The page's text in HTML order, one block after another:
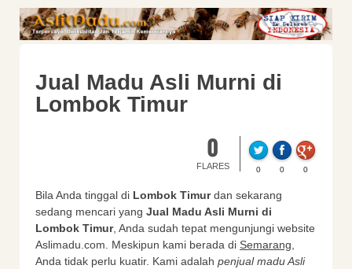
Jual Madu Asli Murni di
Lombok Timur
0
FLARES 0 0 0
Bila Anda tinggal di Lombok Timurdan sekarang
sedang mencari yang Jual Madu Asli Murni di
Lombok Timur, Anda sudah tepat mengunjungi website
Aslimadu.com. Meskipun kami berada di Semarang,
Anda tidak perlu kuatir. Kami adalah penjual madu Asli